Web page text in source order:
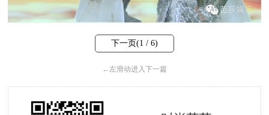
下一页(1 / 6)
←左滑动进入下一篇